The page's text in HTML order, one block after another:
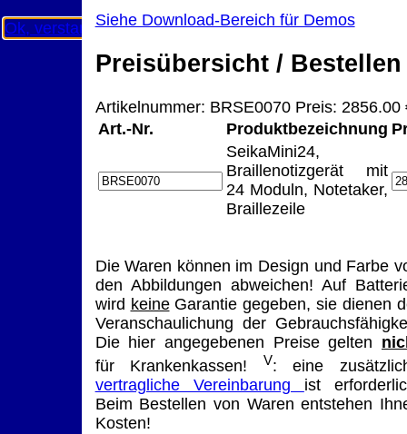
Siehe Download-Bereich für Demos
Preisübersicht / Bestellen
Artikelnummer: BRSE0070 Preis: 2856.00
Art.-Nr.
Produktbezeichnung
SeikaMini24,
Braillenotizgerät mit
24 Moduln, Notetaker,
Braillezeile
Die Waren können im Design und Farbe
den Abbildungen abweichen! Auf
wird keineGarantie gegeben, sie dienen
Veranschaulichung der
Die hier angegebenen Preise gelten
für Krankenkassen!
V: eine
vertragliche Vereinbarung ist
Beim Bestellen von Waren entstehen
Kosten!
Ok, verstanden Mehr Infos